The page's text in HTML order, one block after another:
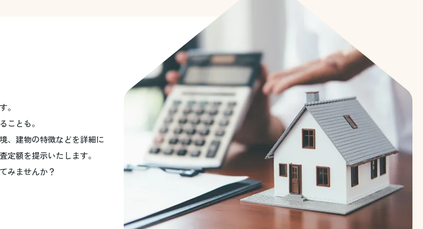
。
ことも。
、建物の特徴などを詳細に
額を提示いたします。
みませんか？